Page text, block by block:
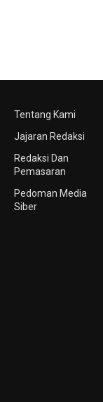
Tentang Kami
Jajaran Redaksi
Redaksi Dan
Pemasaran
Pedoman Media
Siber